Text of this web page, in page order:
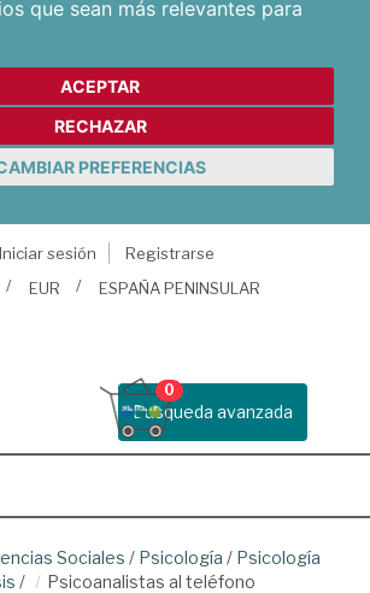
que sean más relevantes para
ACEPTAR
RECHAZAR
PREFERENCIAS
Iniciar sesión
Registrarse
EUR ESPAÑA PENINSULAR
Busqueda avanzada
0
Sociales / Psicología / Psicología
/ Psicoanalistas al teléfono